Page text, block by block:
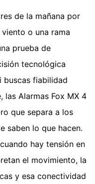
de la mañana por
o una rama
prueba de
tecnológica
buscas fiabilidad
las Alarmas Fox MX 4
que separa a los
saben lo que hacen.
hay tensión en
el movimiento, la
y esa conectividad